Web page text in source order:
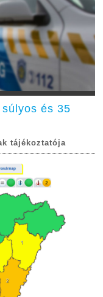
és 35
tájékoztatója